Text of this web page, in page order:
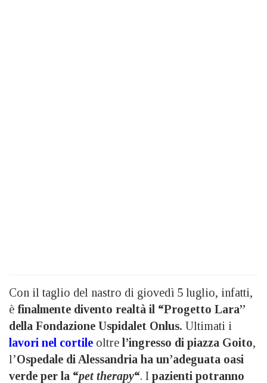
Con il taglio del nastro di giovedì 5 luglio, infatti,
è finalmente divento realtà il “Progetto Lara”
della Fondazione Uspidalet Onlus. Ultimati i
lavori nel cortile oltre l’ingresso di piazza Goito,
l’Ospedale di Alessandria ha un’adeguata oasi
verde per la “pet therapy“. I pazienti potranno